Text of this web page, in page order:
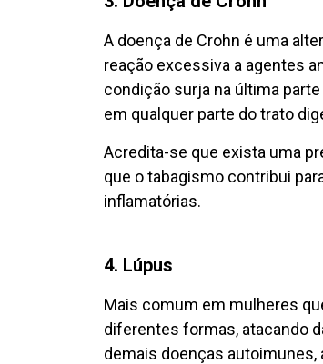
A doença de Crohn é uma
reação excessiva a agentes
condição surja na última
em qualquer parte do trato
Acredita-se que exista uma
que o tabagismo contribui
inflamatórias.
4. Lúpus
Mais comum em mulheres
diferentes formas, atacando
demais doenças